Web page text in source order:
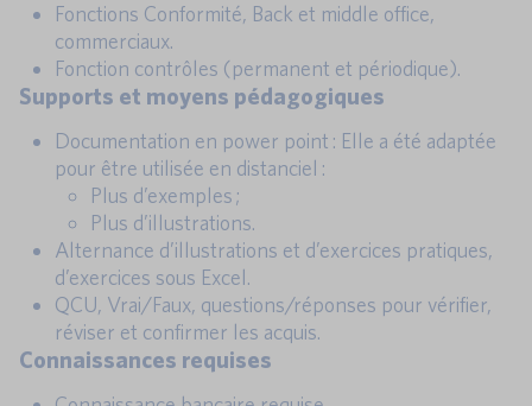
Fonctions Conformité, Back et middle office,
commerciaux.
Fonction contrôles (permanent et périodique).
Supports et moyens pédagogiques
Documentation en power point : Elle a été adaptée
pour être utilisée en distanciel :
Plus d’exemples ;
Plus d’illustrations.
Alternance d’illustrations et d’exercices pratiques,
d’exercices sous Excel.
QCU, Vrai/Faux, questions/réponses pour vérifier,
réviser et confirmer les acquis.
Connaissances requises